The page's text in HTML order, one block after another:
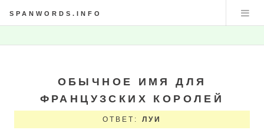
SPANWORDS.INFO
ОБЫЧНОЕ ИМЯ ДЛЯ
ФРАНЦУЗСКИХ КОРОЛЕЙ
ОТВЕТ: ЛУИ